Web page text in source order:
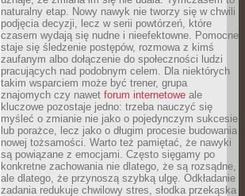
naturalny etap. Nowy nawyk nie tworzy się w chwili
podjęcia decyzji, lecz w serii powtórzeń, które
czasem wydają się nudne i nieefektowne. Pomocne
staje się śledzenie postępów, rozmowa z kimś
zaufanym albo dołączenie do społeczności ludzi
pracujących nad podobnym celem. Dla niektórych
takim wsparciem może być trener, grupa
znajomych czy nawet forum internetowe ale
kluczowe pozostaje jedno: trzeba nauczyć się
myśleć o zmianie nie jako o pojedynczym sukcesie
lub porażce, lecz jako o długim procesie budowania
nowej tożsamości. Warto też pamiętać, że nawyki
są powiązane z emocjami. Często sięgamy po
konkretne zachowania nie dlatego, że są rozsądne,
ale dlatego, że przynoszą szybką ulgę. Odkładanie
zadania redukuje chwilowy stres, słodka przekąska